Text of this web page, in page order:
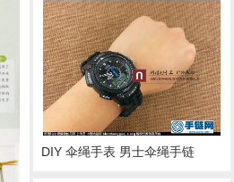
DIY 伞绳手表 男士伞绳手链